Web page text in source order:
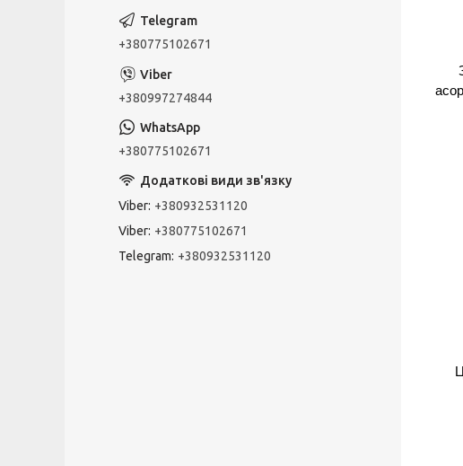
+380775102671
+380997274844
+380775102671
Viber +380932531120
Viber +380775102671
Telegram +380932531120